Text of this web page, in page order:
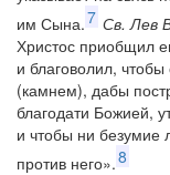
им Сына.7 Св. Лев
Христос приобщил
и благоволил,
(камнем), дабы
благодати Божией,
и чтобы ни безумие
против него».8